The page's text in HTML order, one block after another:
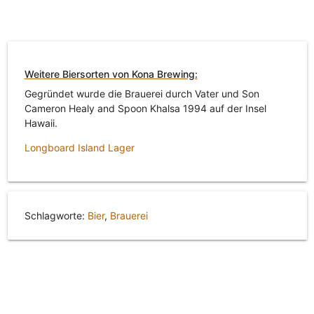
Weitere Biersorten von Kona Brewing:
Gegründet wurde die Brauerei durch Vater und Son
Cameron Healy and Spoon Khalsa 1994 auf der Insel
Hawaii.
Longboard Island Lager
Schlagworte: Bier, Brauerei